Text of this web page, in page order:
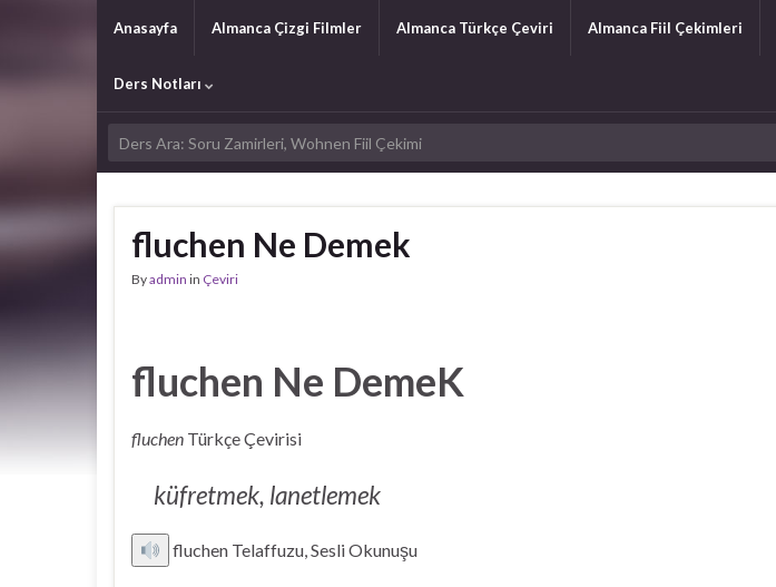
Anasayfa Almanca Çizgi Filmler Almanca Türkçe Çeviri Almanca Fiil Çekimleri
Ders Notları
fluchen Ne Demek
Byadmin in Çeviri
fluchen Ne DemeK
fluchen Türkçe Çevirisi
küfretmek, lanetlemek
fluchen Telaffuzu, Sesli Okunuşu